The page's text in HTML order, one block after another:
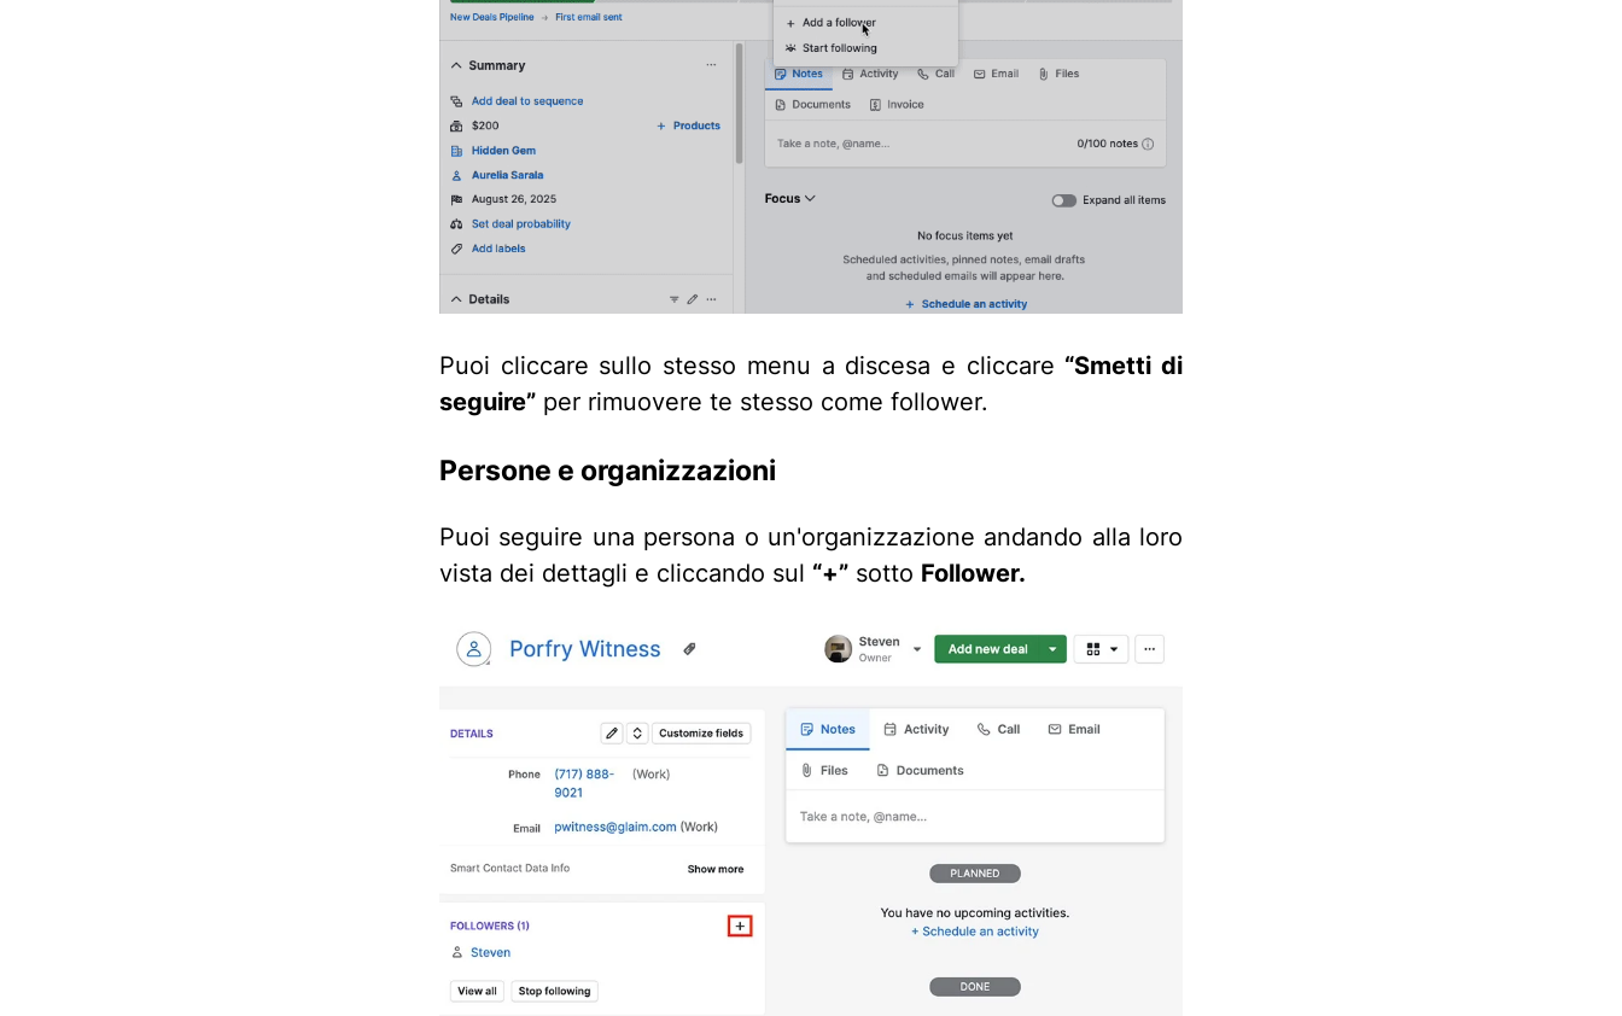
Puoi cliccare sullo stesso menu a discesa e cliccare “Smetti di
seguire” per rimuovere te stesso come follower.
Persone e organizzazioni
Puoi seguire una persona o un'organizzazione andando alla loro
vista dei dettagli e cliccando sul “+” sotto Follower.